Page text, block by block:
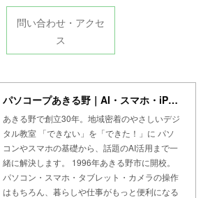
問い合わせ・アクセ
ス
パソコープあきる野｜AI・スマホ・iPad・パソコン教室
あきる野で創立30年。地域密着のやさしいデジ
タル教室 「できない」を「できた！」に パソ
コンやスマホの基礎から、話題のAI活用まで一
緒に解決します。 1996年あきる野市に開校。
パソコン・スマホ・タブレット・カメラの操作
はもちろん、暮らしや仕事がもっと便利になる